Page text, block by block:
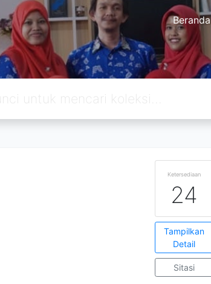
Beranda
Ketersediaan
24
Tampilkan
Detail
Sitasi